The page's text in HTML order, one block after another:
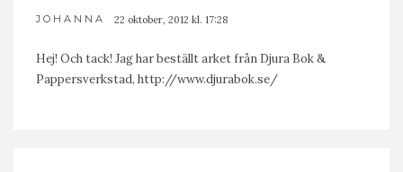
JOHANNA 22 oktober, 2012 kl. 17:28
Hej! Och tack! Jag har beställt arket från Djura Bok &
Pappersverkstad, http://www.djurabok.se/